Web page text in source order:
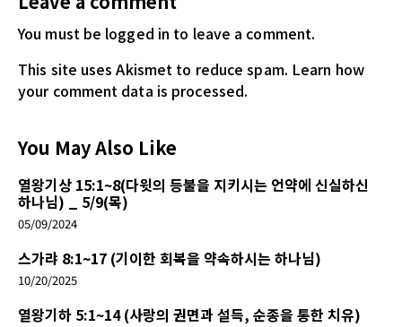
You must be logged in to leave a comment.
This site uses Akismet to reduce spam. Learn how
your comment data is processed.
You May Also Like
열왕기상 15:1~8(다윗의 등불을 지키시는 언약에 신실하신
하나님) _ 5/9(목)
05/09/2024
스가랴 8:1~17 (기이한 회복을 약속하시는 하나님)
10/20/2025
열왕기하 5:1~14 (사랑의 권면과 설득, 순종을 통한 치유)